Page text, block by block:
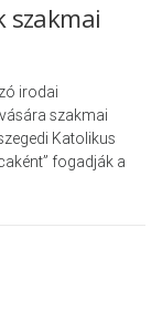
szakmai
irodai
szakmai
Katolikus
fogadják a